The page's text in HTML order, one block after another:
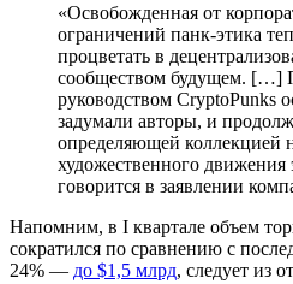
«Освобожденная от
ограничений панк-этика
процветать в
сообществом будущем. […]
руководством CryptoPunks
задумали авторы, и
определяющей коллекцией
художественного движения
говорится в заявлении
Напомним, в I квартале объем
сократился по сравнению с
24% — до $1,5 млрд, следует из